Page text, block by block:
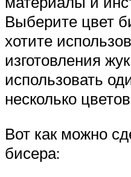
Выберите цвет
хотите
изготовления
использовать
несколько
Вот как можно
бисера: